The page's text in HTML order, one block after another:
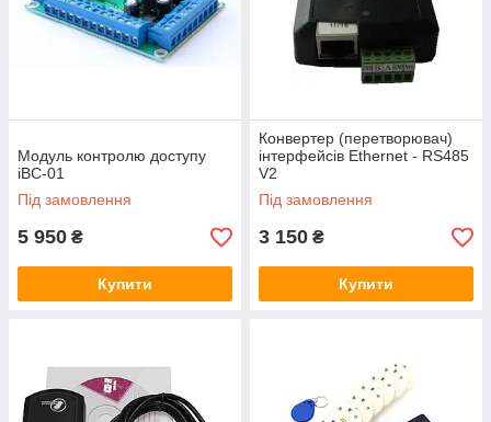
Модуль контролю доступу
iBC-01
Під замовлення
5 950 ₴
Купити
Конвертер (перетворювач)
інтерфейсів Ethernet - RS485
V2
Під замовлення
3 150 ₴
Купити